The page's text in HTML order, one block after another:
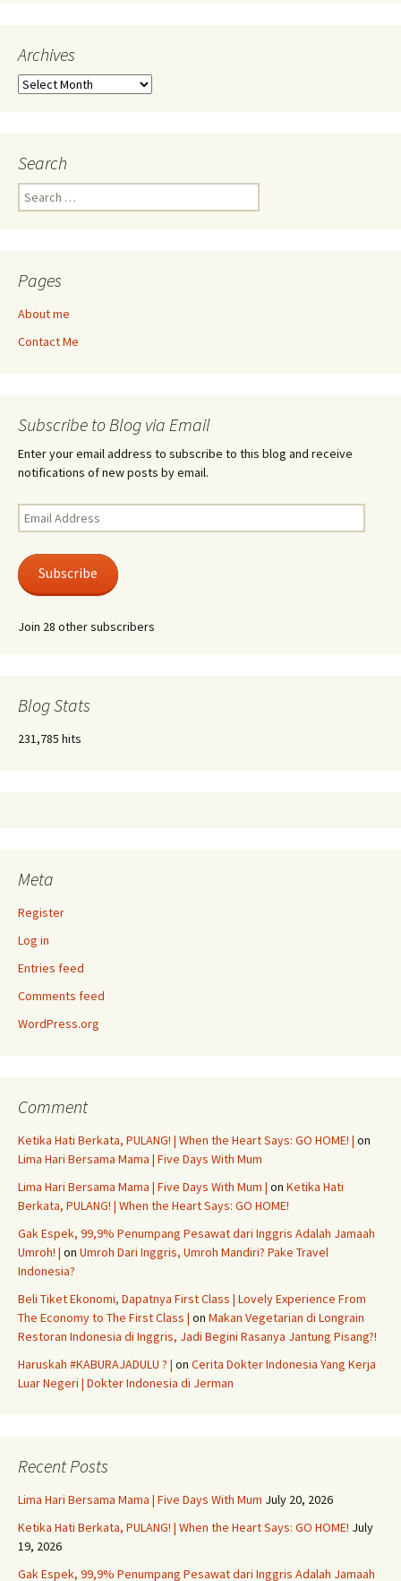
Archives
Archives
Search
Search
for:
Pages
About me
Contact Me
Subscribe to Blog via Email
Enter your email address to subscribe to this blog and receive
notifications of new posts by email.
Email
Address
Subscribe
Join 28 other subscribers
Blog Stats
231,785 hits
Meta
Register
Log in
Entries feed
Comments feed
WordPress.org
Comment
Ketika Hati Berkata, PULANG! | When the Heart Says: GO HOME! | on
Lima Hari Bersama Mama | Five Days With Mum
Lima Hari Bersama Mama | Five Days With Mum | on Ketika Hati
Berkata, PULANG! | When the Heart Says: GO HOME!
Gak Espek, 99,9% Penumpang Pesawat dari Inggris Adalah Jamaah
Umroh! | on Umroh Dari Inggris, Umroh Mandiri? Pake Travel
Indonesia?
Beli Tiket Ekonomi, Dapatnya First Class | Lovely Experience From
The Economy to The First Class | on Makan Vegetarian di Longrain
Restoran Indonesia di Inggris, Jadi Begini Rasanya Jantung Pisang?!
Haruskah #KABURAJADULU ? | on Cerita Dokter Indonesia Yang Kerja
Luar Negeri | Dokter Indonesia di Jerman
Recent Posts
Lima Hari Bersama Mama | Five Days With Mum July 20, 2026
Ketika Hati Berkata, PULANG! | When the Heart Says: GO HOME! July
19, 2026
Gak Espek, 99,9% Penumpang Pesawat dari Inggris Adalah Jamaah